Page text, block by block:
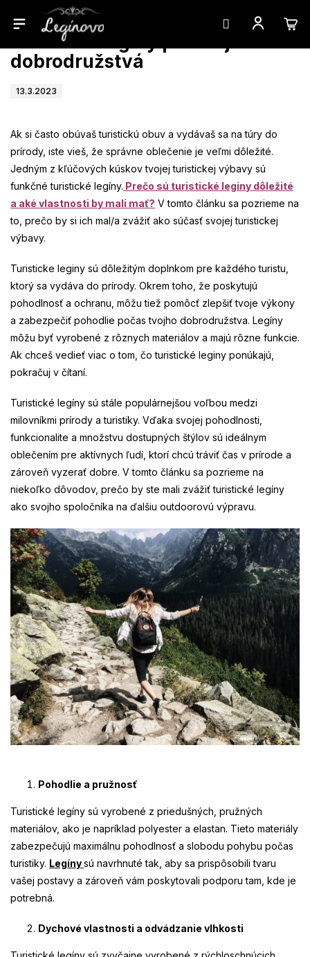
Prejsť
obsah
Turistické legíny pre tvoje
dobrodružstvá
13.3.2023
Ak si často obúvaš turistickú obuv a vydávaš sa na túry do
prírody, iste vieš, že správne oblečenie je veľmi dôležité.
Jedným z kľúčových kúskov tvojej turistickej výbavy sú
funkčné turistické legíny. Prečo sú turistické leginy dôležité
a aké vlastnosti by mali mať? V tomto článku sa pozrieme na
to, prečo by si ich mal/a zvážiť ako súčasť svojej turistickej
výbavy.
Turisticke leginy sú dôležitým doplnkom pre každého turistu,
ktorý sa vydáva do prírody. Okrem toho, že poskytujú
pohodlnosť a ochranu, môžu tiež pomôcť zlepšiť tvoje výkony
a zabezpečiť pohodlie počas tvojho dobrodružstva. Legíny
môžu byť vyrobené z rôznych materiálov a majú rôzne funkcie.
Ak chceš vedieť viac o tom, čo turistické leginy ponúkajú,
pokračuj v čítaní.
Turistické legíny sú stále populárnejšou voľbou medzi
milovníkmi prírody a turistiky. Vďaka svojej pohodlnosti,
funkcionalite a množstvu dostupných štýlov sú ideálnym
oblečením pre aktívnych ľudí, ktorí chcú tráviť čas v prírode a
zároveň vyzerať dobre. V tomto článku sa pozrieme na
niekoľko dôvodov, prečo by ste mali zvážiť turistické legíny
ako svojho spoločníka na ďalšiu outdoorovú výpravu.
Pohodlie a pružnosť
Turistické legíny sú vyrobené z priedušných, pružných
materiálov, ako je napríklad polyester a elastan. Tieto materiály
zabezpečujú maximálnu pohodlnosť a slobodu pohybu počas
turistiky. Legínysú navrhnuté tak, aby sa prispôsobili tvaru
vašej postavy a zároveň vám poskytovali podporu tam, kde je
potrebná.
Dychové vlastnosti a odvádzanie vlhkosti